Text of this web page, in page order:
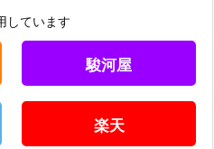
しています
駿河屋
楽天